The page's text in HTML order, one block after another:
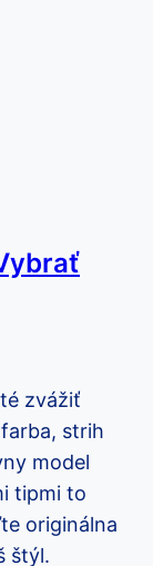
zvážiť
strih
model
tipmi to
originálna
štýl.